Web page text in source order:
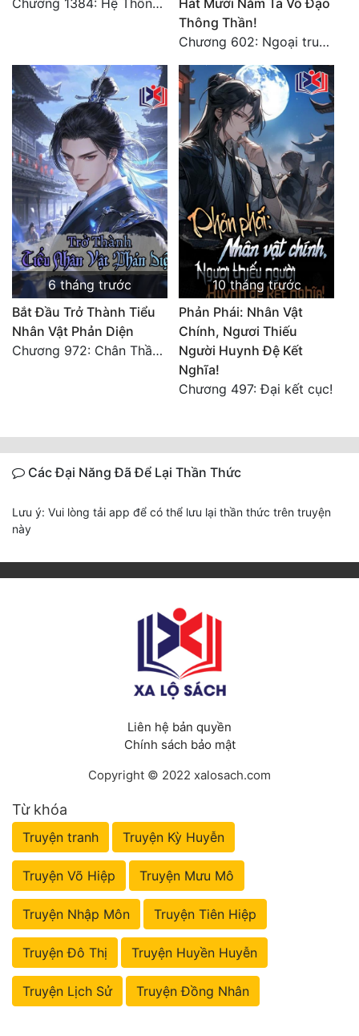
Chương 1384: Hệ Thống Ký Sinh [HẾT]
Hát Mười Năm Ta Võ Đạo
Thông Thần!
Chương 602: Ngoại truyện: Các Cổ Đế đều xuất hiện
6 tháng trước
Bắt Đầu Trở Thành Tiểu
Nhân Vật Phản Diện
Chương 972: Chân Thần Duy Nhất
10 tháng trước
Phản Phái: Nhân Vật
Chính, Ngươi Thiếu
Người Huynh Đệ Kết
Nghĩa!
Chương 497: Đại kết cục!
Các Đại Năng Đã Để Lại Thần Thức
Lưu ý: Vui lòng tải app để có thể lưu lại thần thức trên truyện
này
Liên hệ bản quyền
Chính sách bảo mật
Copyright © 2022 xalosach.com
Từ khóa
Truyện tranh Truyện Kỳ Huyễn
Truyện Võ Hiệp Truyện Mưu Mô
Truyện Nhập Môn Truyện Tiên Hiệp
Truyện Đô Thị Truyện Huyền Huyễn
Truyện Lịch Sử Truyện Đồng Nhân